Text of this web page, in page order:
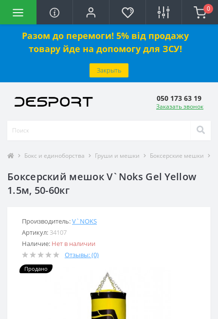
Разом до перемоги! 5% від продажу
товару йде на допомогу для ЗСУ!
Закрыть
0
050 173 63 19
Заказать звонок
Бокс и единоборства Груши и мешки Боксерские мешки
Боксерский мешок V`Noks Gel Yellow
1.5м, 50-60кг
Производитель:V`NOKS
Артикул: 34107
Наличие: Нет в наличии
Отзывы: (0)
Продано